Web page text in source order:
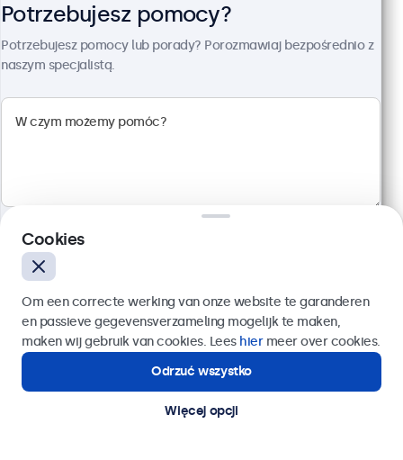
Rozdzielczość 1920 x 1080 (Full HD)
Wejścia: HDMI, VGA, BNC, RCA
Montaż: biurkowy, w zabudowie, ścienny
Rozmiar: 560 x 337 x 41 mm
Potrzebujesz pomocy?
Potrzebujesz pomocy lub porady? Porozmawiaj bezpośrednio z
naszym specjalistą.
Wyślij
Lub zadzwoń pod numer:22 397 04 43
Potrzebujesz pomocy?
Kontakt ze specjalistą.
Cookies
Om een correcte werking van onze website te garanderen
en passieve gegevensverzameling mogelijk te maken,
maken wij gebruik van cookies. Lees hiermeer over cookies.
Odrzuć wszystko
Więcej opcji